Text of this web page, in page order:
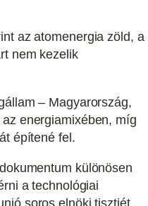
az atomenergia zöld, a
nem kezelik
– Magyarország,
energiamixében, míg
építené fel.
különösen
a technológiai
soros elnöki tisztjét